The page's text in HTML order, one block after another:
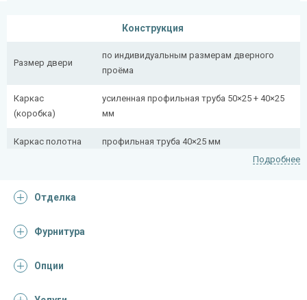
Конструкция
Размер двери
по индивидуальным размерам дверного
проёма
Каркас
(коробка)
усиленная профильная труба 50×25 + 40×25
мм
Каркас полотна профильная труба 40×25 мм
Притворная
Ребра жесткости
Подробнее
Отделка
Фурнитура
Опции